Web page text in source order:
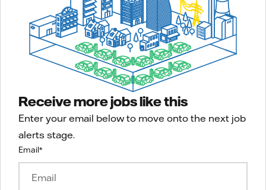
Receive more jobs like this
Enter your email below to move onto the next job
alerts stage.
Email*